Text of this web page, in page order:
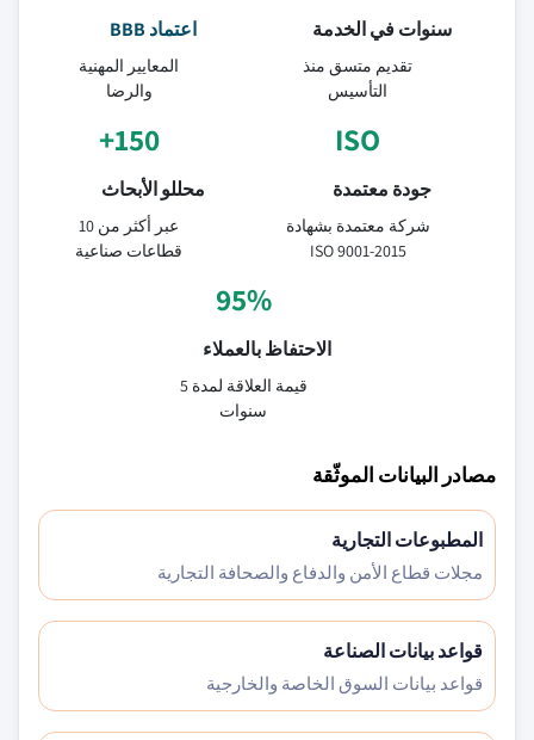
سنوات في الخدمة
تقديم متسق منذ
التأسيس
اعتماد BBB
المعايير المهنية
والرضا
ISO
جودة معتمدة
شركة معتمدة بشهادة
ISO 9001-2015
150+
محللو الأبحاث
عبر أكثر من 10
قطاعات صناعية
95%
الاحتفاظ بالعملاء
قيمة العلاقة لمدة 5
سنوات
مصادر البيانات الموثّقة
المطبوعات التجارية
مجلات قطاع الأمن والدفاع والصحافة التجارية
قواعد بيانات الصناعة
قواعد بيانات السوق الخاصة والخارجية